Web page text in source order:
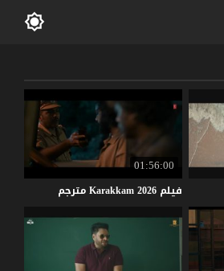
01:56:00
فيلم Karakkam2026 مترجم